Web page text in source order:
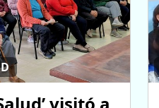
visitó a